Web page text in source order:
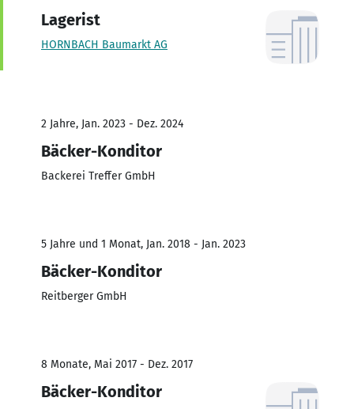
Lagerist
HORNBACH Baumarkt AG
2 Jahre, Jan. 2023 - Dez. 2024
Bäcker-Konditor
Backerei Treffer GmbH
5 Jahre und 1 Monat, Jan. 2018 - Jan. 2023
Bäcker-Konditor
Reitberger GmbH
8 Monate, Mai 2017 - Dez. 2017
Bäcker-Konditor